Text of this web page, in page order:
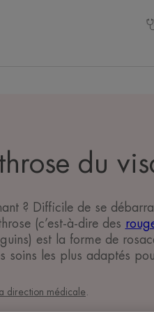
du
? Difficile de se
(c’est-à-dire des
est la forme de
soins les plus adaptés
la direction médicale